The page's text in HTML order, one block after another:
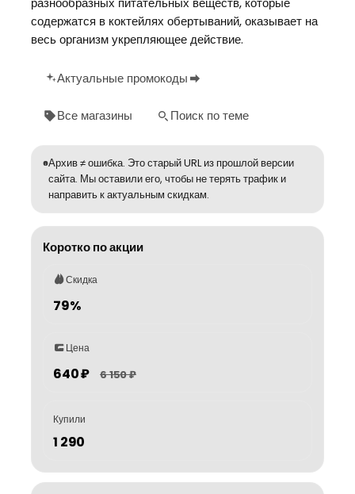
содержатся в коктейлях обертываний, оказывает на
весь организм укрепляющее действие.
Актуальные промокоды
Все магазины Поиск по теме
Архив ≠ ошибка. Это старый URL из прошлой версии
сайта. Мы оставили его, чтобы не терять трафик и
направить к актуальным скидкам.
Коротко по акции
Скидка
79%
Цена
640 ₽ 6 150 ₽
Купили
1 290